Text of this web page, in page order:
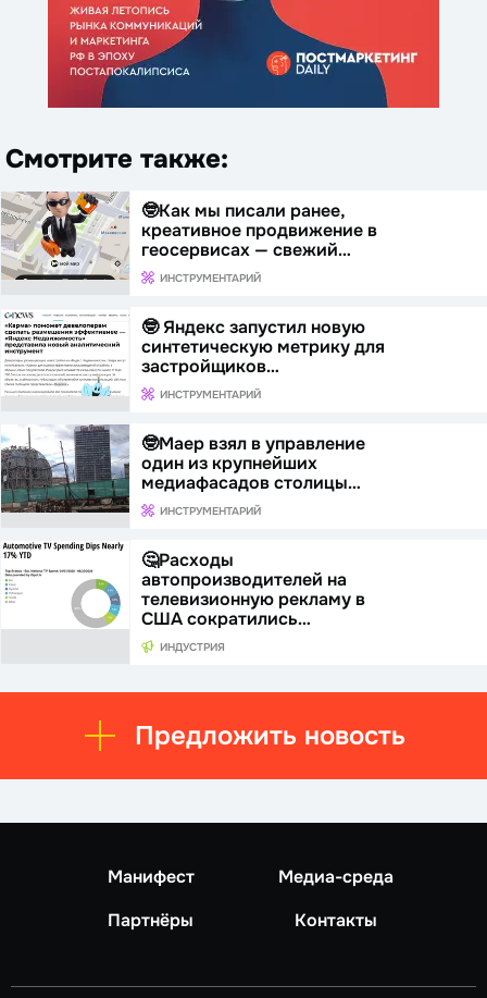
Смотрите также:
🤓Как мы писали ранее,
креативное продвижение в
геосервисах — свежий…
ИНСТРУМЕНТАРИЙ
🤓 Яндекс запустил новую
синтетическую метрику для
застройщиков…
ИНСТРУМЕНТАРИЙ
🤓Маер взял в управление
один из крупнейших
медиафасадов столицы…
ИНСТРУМЕНТАРИЙ
🤔Расходы
автопроизводителей на
телевизионную рекламу в
США сократились…
ИНДУСТРИЯ
Предложить новость
Манифест
Медиа-среда
Партнёры
Контакты